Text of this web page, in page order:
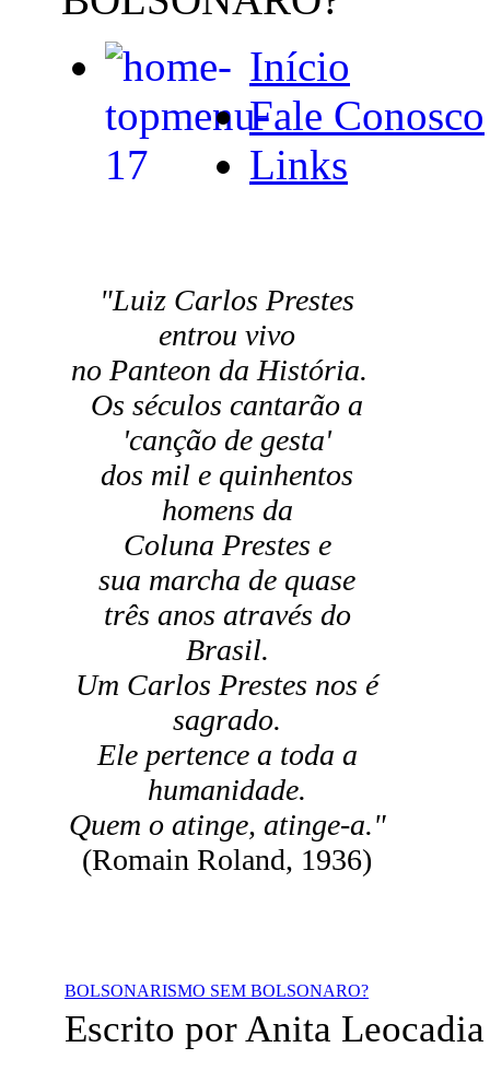
Início
Fale Conosco
Links
"Luiz Carlos Prestes
entrou vivo
no Panteon da História.
Os séculos cantarão a
'canção de gesta'
dos mil e quinhentos
homens da
Coluna Prestes e
sua marcha de quase
três anos através do
Brasil.
Um Carlos Prestes nos é
sagrado.
Ele pertence a toda a
humanidade.
Quem o atinge, atinge-a."
(Romain Roland, 1936)
BOLSONARISMO SEM BOLSONARO?
Escrito por Anita